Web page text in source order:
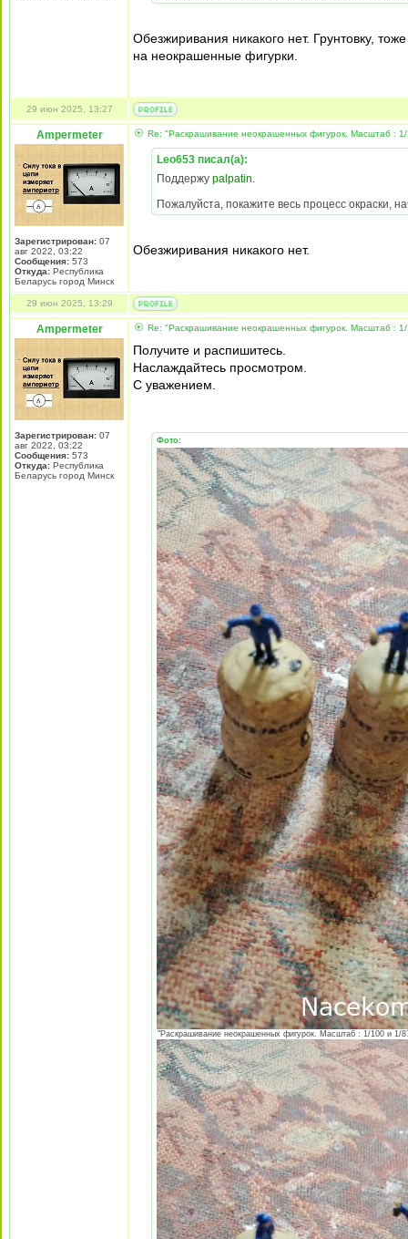
Обезжиривания никакого нет. Грунтовку,
на неокрашенные фигурки.
29 июн 2025, 13:27
Ampermeter
Зарегистрирован: 07
авг 2022, 03:22
Сообщения: 573
Откуда: Республика
Беларусь город Минск
Re: "Раскрашивание неокрашенных фигурок. Масштаб :
Leo653 писал(а):
Поддержу palpatin.
Пожалуйста, покажите весь процесс окраски,
Обезжиривания никакого нет.
29 июн 2025, 13:29
Ampermeter
Зарегистрирован: 07
авг 2022, 03:22
Сообщения: 573
Откуда: Республика
Беларусь город Минск
Re: "Раскрашивание неокрашенных фигурок. Масштаб :
Получите и распишитесь.
Наслаждайтесь просмотром.
С уважением.
Фото:
"Раскрашивание неокрашенных фигурок. Масштаб : 1/100 и 1/